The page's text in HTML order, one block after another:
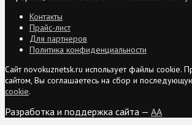
Контакты
Прайс-лист
Для партнеров
Политика конфиденциальности
Сайт novokuznetsk.ru использует файлы cookie.
сайтом, Вы соглашаетесь на сбор и
cookie.
Разработка и поддержка сайта — AA